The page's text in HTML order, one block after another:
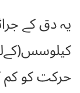
یہ دق کے
حرکت کو کم